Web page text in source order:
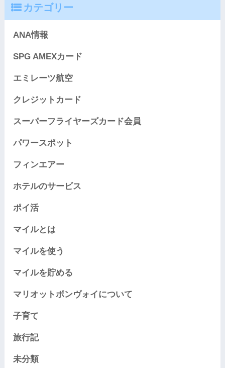
カテゴリー
ANA情報
SPG AMEXカード
エミレーツ航空
クレジットカード
スーパーフライヤーズカード会員
パワースポット
フィンエアー
ホテルのサービス
ポイ活
マイルとは
マイルを使う
マイルを貯める
マリオットボンヴォイについて
子育て
旅行記
未分類